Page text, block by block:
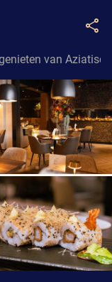
Available until 23:00
van